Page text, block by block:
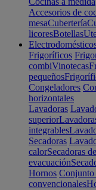
Accesorios de
mesaCubertería
licoresBotellas
Frigoríficos
combiVinotecas
pequeños
Congeladores
horizontales
Lavadoras
superior
integrables
Secadoras
calorSecadoras
evacuación
Hornos Conjunto
convencionales